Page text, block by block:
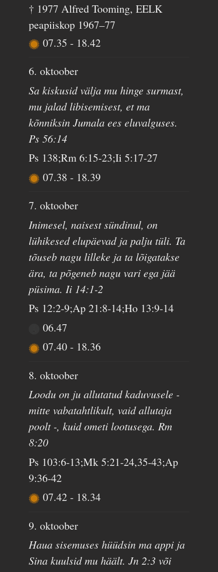
† 1977 Alfred Tooming, EELK
peapiiskop 1967–77
07.35 - 18.42
6. oktoober
Sa kiskusid välja mu hinge surmast,
mu jalad libisemisest, et ma
kõnniksin Jumala ees eluvalguses.
Ps 56:14
Ps 138;Rm 6:15-23;Ii 5:17-27
07.38 - 18.39
7. oktoober
Inimesel, naisest sündinul, on
lühikesed elupäevad ja palju tüli. Ta
tõuseb nagu lilleke ja ta lõigatakse
ära, ta põgeneb nagu vari ega jää
püsima. Ii 14:1-2
Ps 12:2-9;Ap 21:8-14;Ho 13:9-14
06.47
07.40 - 18.36
8. oktoober
Loodu on ju allutatud kaduvusele -
mitte vabatahtlikult, vaid allutaja
poolt -, kuid ometi lootusega. Rm
8:20
Ps 103:6-13;Mk 5:21-24,35-43;Ap
9:36-42
07.42 - 18.34
9. oktoober
Haua sisemuses hüüdsin ma appi ja
Sina kuulsid mu häält. Jn 2:3 või